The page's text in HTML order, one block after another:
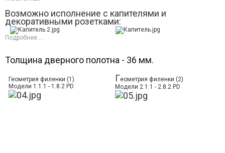
Возможно исполнение с капителями и
декоративными розетками:
Подробнее....
Толщина дверного полотна - 36 мм.
Геометрия филенки (1)
Модели 1.1.1 - 1.8.2 PD
Геометрия филенки (2)
Модели 2.1.1 - 2.8.2 PD